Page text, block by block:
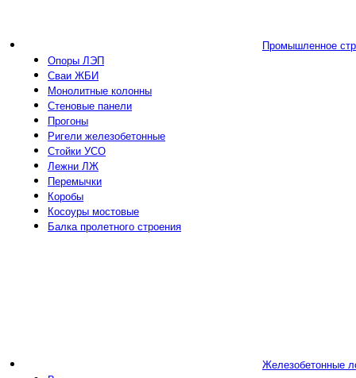
Промышленное
Опоры ЛЭП
Сваи ЖБИ
Монолитные колонны
Стеновые панели
Прогоны
Ригели железобетонные
Стойки УСО
Лежни ЛЖ
Перемычки
Коробы
Косоуры мостовые
Балка пролетного строения
Железобетонные